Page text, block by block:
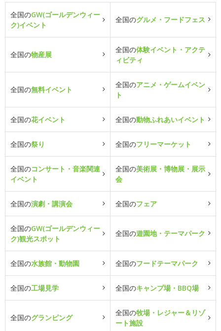
全国のGW(ゴールデンウィー
ク)イベント
全国のグルメ・フードフェス
全国の物産展
全国の体験イベント・アクテ
ィビティ
全国の無料イベント
全国のアニメ・ゲームイベン
ト
全国の花イベント 全国の動物ふれあいイベント
全国の祭り 全国のフリーマーケット
全国のコンサート・音楽関連
イベント
全国の美術展・博物展・展示
会
全国の演劇・講演会 全国のフェア
全国のGW(ゴールデンウィー
ク)観光スポット
全国の遊園地・テーマパーク
全国の水族館・動物園 全国のフードテーマパーク
全国の工場見学 全国のキャンプ場・BBQ場
全国のグランピング
全国の牧場・レジャー＆リゾ
ート施設